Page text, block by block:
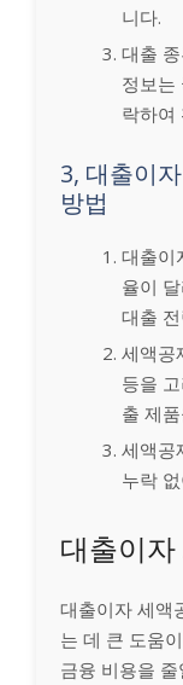
니다.
대출
정보는
락하여
3, 대출이
방법
대출이
율이
대출
세액공
등을
출 제
세액공
누락
대출이
대출이자 세액
는 데 큰 도움
금융 비용을